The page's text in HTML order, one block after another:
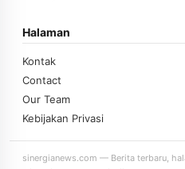
Halaman
Kontak
Contact
Our Team
Kebijakan Privasi
sinergianews.com — Berita terbaru,